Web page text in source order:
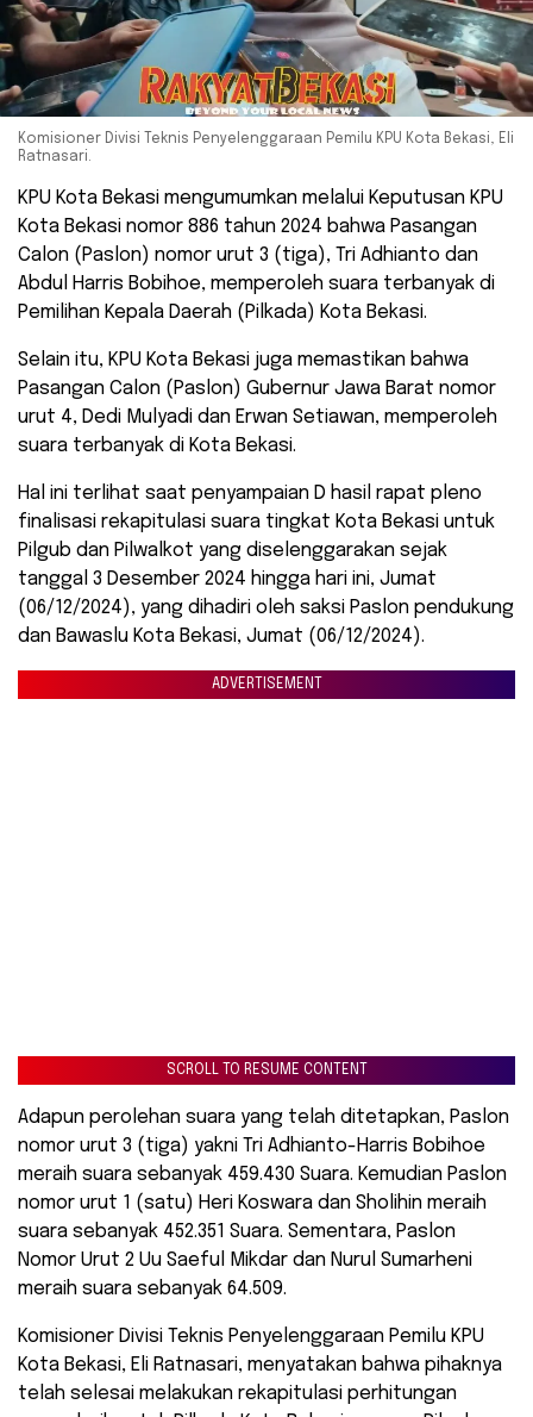
Komisioner Divisi Teknis Penyelenggaraan Pemilu KPU Kota Bekasi, Eli
Ratnasari.
KPU Kota Bekasi mengumumkan melalui Keputusan KPU
Kota Bekasi nomor 886 tahun 2024 bahwa Pasangan
Calon (Paslon) nomor urut 3 (tiga), Tri Adhianto dan
Abdul Harris Bobihoe, memperoleh suara terbanyak di
Pemilihan Kepala Daerah (Pilkada) Kota Bekasi.
Selain itu, KPU Kota Bekasi juga memastikan bahwa
Pasangan Calon (Paslon) Gubernur Jawa Barat nomor
urut 4, Dedi Mulyadi dan Erwan Setiawan, memperoleh
suara terbanyak di Kota Bekasi.
Hal ini terlihat saat penyampaian D hasil rapat pleno
finalisasi rekapitulasi suara tingkat Kota Bekasi untuk
Pilgub dan Pilwalkot yang diselenggarakan sejak
tanggal 3 Desember 2024 hingga hari ini, Jumat
(06/12/2024), yang dihadiri oleh saksi Paslon pendukung
dan Bawaslu Kota Bekasi, Jumat (06/12/2024).
ADVERTISEMENT
SCROLL TO RESUME CONTENT
Adapun perolehan suara yang telah ditetapkan, Paslon
nomor urut 3 (tiga) yakni Tri Adhianto-Harris Bobihoe
meraih suara sebanyak 459.430 Suara. Kemudian Paslon
nomor urut 1 (satu) Heri Koswara dan Sholihin meraih
suara sebanyak 452.351 Suara. Sementara, Paslon
Nomor Urut 2 Uu Saeful Mikdar dan Nurul Sumarheni
meraih suara sebanyak 64.509.
Komisioner Divisi Teknis Penyelenggaraan Pemilu KPU
Kota Bekasi, Eli Ratnasari, menyatakan bahwa pihaknya
telah selesai melakukan rekapitulasi perhitungan